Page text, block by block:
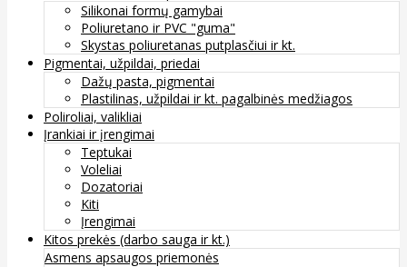
Silikonai formų gamybai
Poliuretano ir PVC "guma"
Skystas poliuretanas putplasčiui ir kt.
Pigmentai, užpildai, priedai
Dažų pasta, pigmentai
Plastilinas, užpildai ir kt. pagalbinės medžiagos
Poliroliai, valikliai
Įrankiai ir įrengimai
Teptukai
Voleliai
Dozatoriai
Kiti
Įrengimai
Kitos prekės (darbo sauga ir kt.)
Asmens apsaugos priemonės